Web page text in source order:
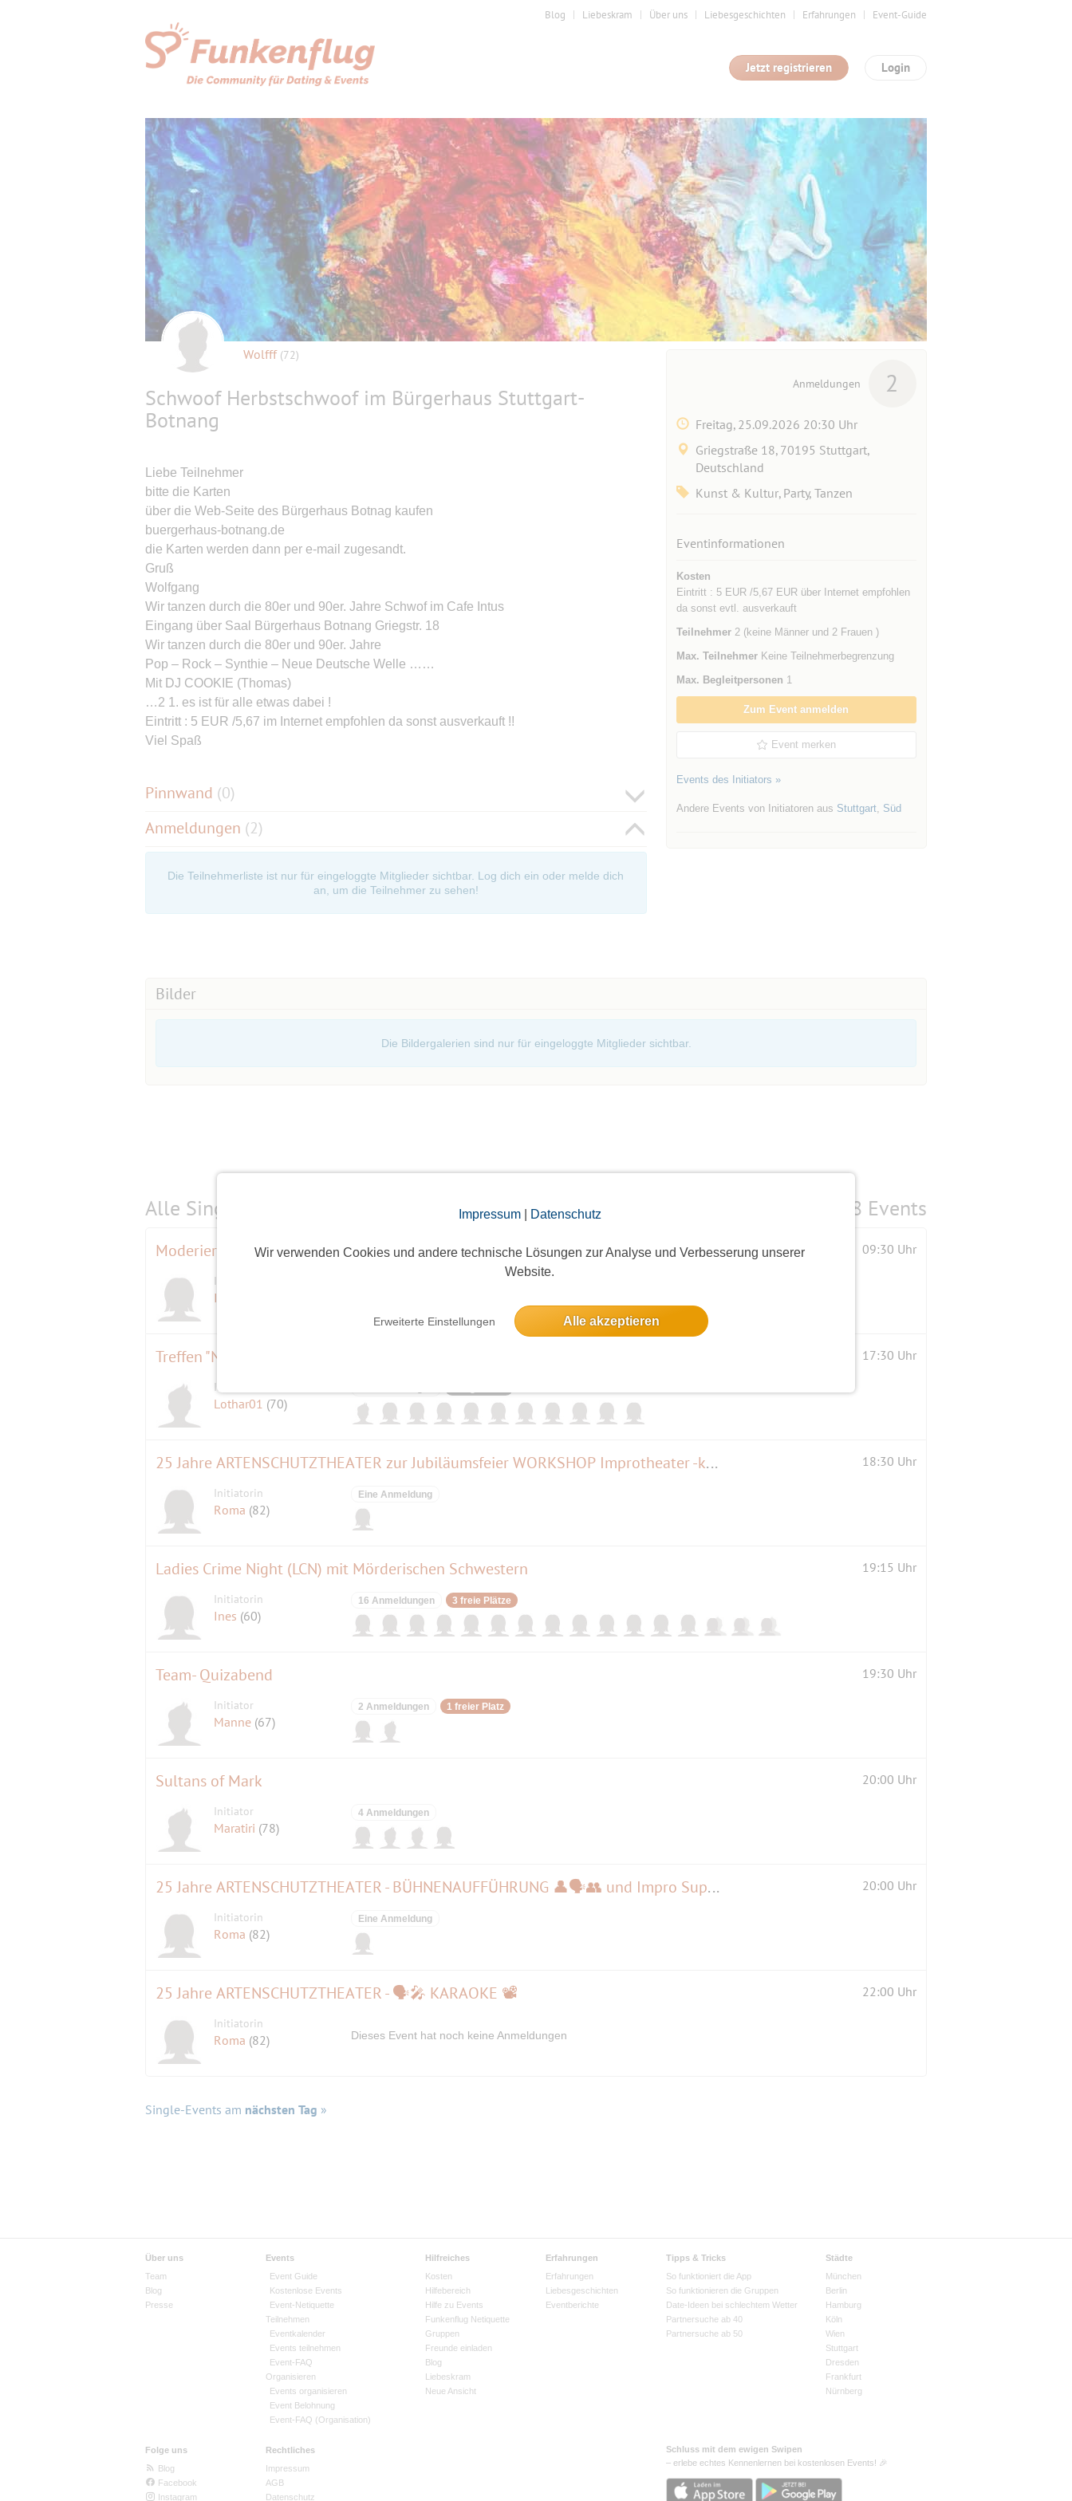
Impressum| Datenschutz
Wir verwenden Cookies und andere technische Lösungen zur Analyse und Verbesserung unserer
Website.
Erweiterte Einstellungen Alle akzeptieren
Blog Liebeskram Über uns Liebesgeschichten Erfahrungen Event-Guide
Login
Jetzt registrieren
Wolfff (72)
Schwoof Herbstschwoof im Bürgerhaus Stuttgart-
Botnang
Liebe Teilnehmer
bitte die Karten
über die Web-Seite des Bürgerhaus Botnag kaufen
buergerhaus-botnang.de
die Karten werden dann per e-mail zugesandt.
Gruß
Wolfgang
Wir tanzen durch die 80er und 90er. Jahre Schwof im Cafe Intus
Eingang über Saal Bürgerhaus Botnang Griegstr. 18
Wir tanzen durch die 80er und 90er. Jahre
Pop – Rock – Synthie – Neue Deutsche Welle ……
Mit DJ COOKIE (Thomas)
…2 1. es ist für alle etwas dabei !
Eintritt : 5 EUR /5,67 im Internet empfohlen da sonst ausverkauft !!
Viel Spaß
Pinnwand (0)
Anmeldungen (2)
Die Teilnehmerliste ist nur für eingeloggte Mitglieder sichtbar. Log dich ein oder melde dich
an, um die Teilnehmer zu sehen!
Anmeldungen 2
Freitag, 25.09.2026 20:30 Uhr
Griegstraße 18, 70195 Stuttgart,
Deutschland
Kunst & Kultur, Party, Tanzen
Eventinformationen
Kosten
Eintritt : 5 EUR /5,67 EUR über Internet empfohlen
da sonst evtl. ausverkauft
Teilnehmer2 (keine Männer und 2 Frauen )
Max. TeilnehmerKeine Teilnehmerbegrenzung
Max. Begleitpersonen 1
Zum Event anmelden
Event merken
Events des Initiators »
Andere Events von Initiatoren aus Stuttgart, Süd
Bilder
Die Bildergalerien sind nur für eingeloggte Mitglieder sichtbar.
Alle Single-Events am 8 Events
Moderierte Probe des RSB anschließend Essen gehen 09:30 Uhr
Initiatorin
Ines
Treffen "Nordlichter" & Gäste - diesmal in einem Steakhaus in Reinickendorf 17:30 Uhr
Initiator
Lothar01 (70)
25 Jahre ARTENSCHUTZTHEATER zur Jubiläumsfeier WORKSHOP Improtheater -kostenlose Schnupperstunde- 18:30 Uhr
Initiatorin
Roma (82)
Eine Anmeldung
Ladies Crime Night (LCN) mit Mörderischen Schwestern 19:15 Uhr
Initiatorin
Ines (60)
16 Anmeldungen 3 freie Plätze
Team- Quizabend 19:30 Uhr
Initiator
Manne (67)
2 Anmeldungen 1 freier Platz
Sultans of Mark 20:00 Uhr
Initiator
Maratiri (78)
4 Anmeldungen
25 Jahre ARTENSCHUTZTHEATER - BÜHNENAUFFÜHRUNG 👤🗣👥 und Impro Super Lab 20:00 Uhr
Initiatorin
Roma (82)
Eine Anmeldung
25 Jahre ARTENSCHUTZTHEATER - 🗣🎤 KARAOKE 📽 22:00 Uhr
Initiatorin
Roma (82) Dieses Event hat noch keine Anmeldungen
Single-Events am nächsten Tag »
Über uns
Team
Blog
Presse
Events
Event Guide
Kostenlose Events
Event-Netiquette
Teilnehmen
Eventkalender
Events teilnehmen
Event-FAQ
Organisieren
Events organisieren
Event Belohnung
Event-FAQ (Organisation)
Hilfreiches
Kosten
Hilfebereich
Hilfe zu Events
Funkenflug Netiquette
Gruppen
Freunde einladen
Blog
Liebeskram
Neue Ansicht
Erfahrungen
Erfahrungen
Liebesgeschichten
Eventberichte
Tipps & Tricks
So funktioniert die App
So funktionieren die Gruppen
Date-Ideen bei schlechtem Wetter
Partnersuche ab 40
Partnersuche ab 50
Städte
München
Berlin
Hamburg
Köln
Wien
Stuttgart
Dresden
Frankfurt
Nürnberg
Folge uns
Blog
Facebook
Instagram
Rechtliches
Impressum
AGB
Datenschutz
Schluss mit dem ewigen Swipen
– erlebe echtes Kennenlernen bei kostenlosen Events! 🎉